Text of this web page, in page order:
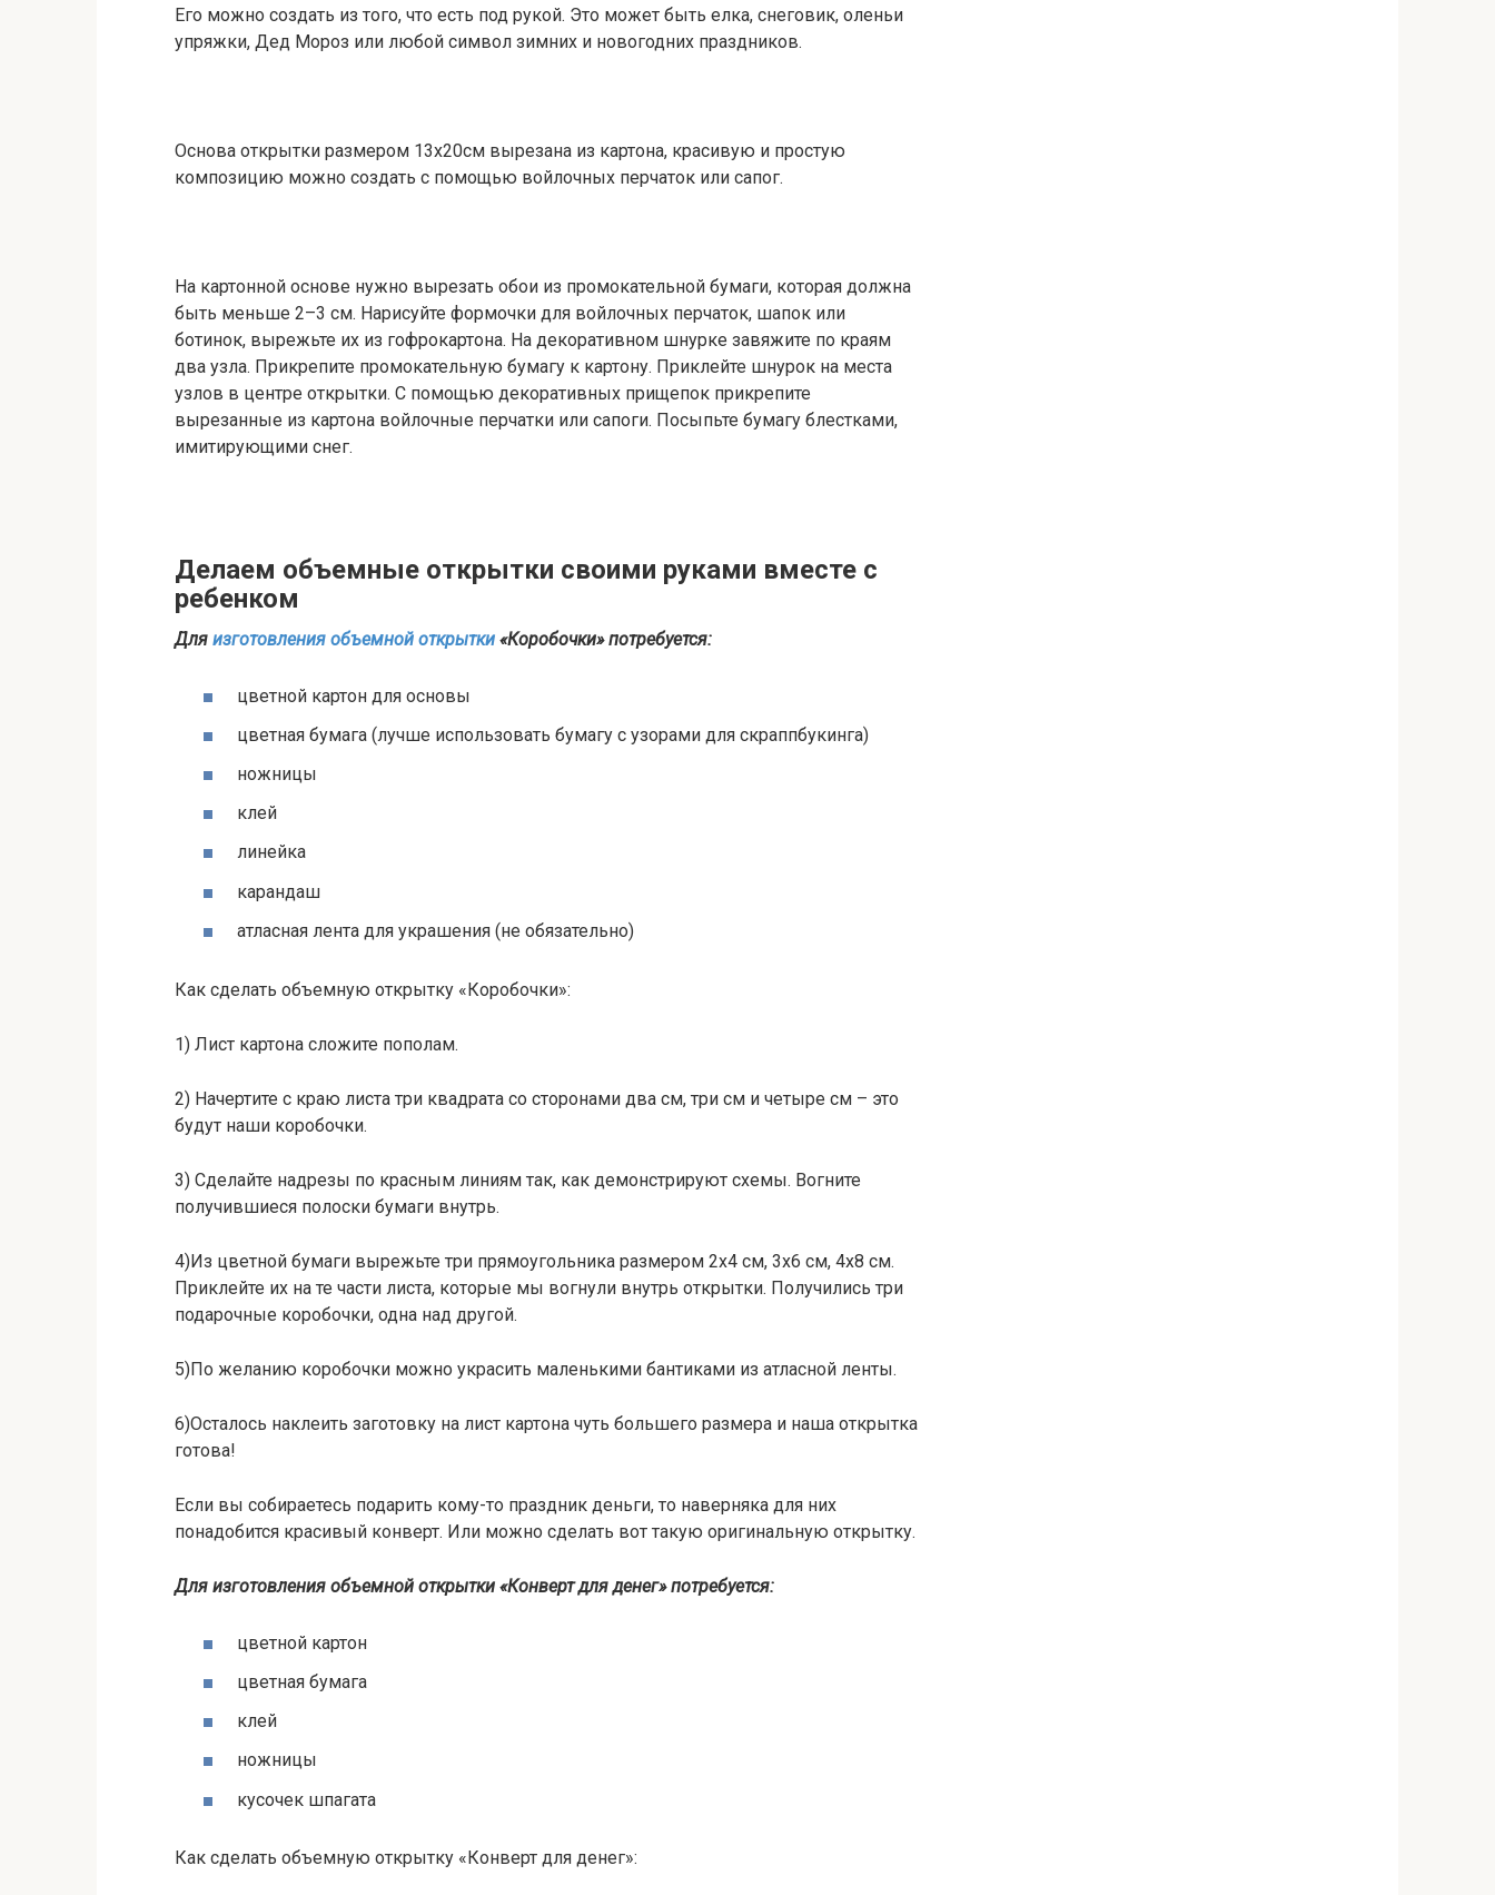
Его можно создать из того, что есть под рукой. Это может быть елка, снеговик, оленьи
упряжки, Дед Мороз или любой символ зимних и новогодних праздников.
Основа открытки размером 13х20см вырезана из картона, красивую и простую
композицию можно создать с помощью войлочных перчаток или сапог.
На картонной основе нужно вырезать обои из промокательной бумаги, которая должна
быть меньше 2–3 см. Нарисуйте формочки для войлочных перчаток, шапок или
ботинок, вырежьте их из гофрокартона. На декоративном шнурке завяжите по краям
два узла. Прикрепите промокательную бумагу к картону. Приклейте шнурок на места
узлов в центре открытки. С помощью декоративных прищепок прикрепите
вырезанные из картона войлочные перчатки или сапоги. Посыпьте бумагу блестками,
имитирующими снег.
Делаем объемные открытки своими руками вместе с
ребенком
Для изготовления объемной открытки «Коробочки» потребуется:
цветной картон для основы
цветная бумага (лучше использовать бумагу с узорами для скраппбукинга)
ножницы
клей
линейка
карандаш
атласная лента для украшения (не обязательно)
Как сделать объемную открытку «Коробочки»:
1) Лист картона сложите пополам.
2) Начертите с краю листа три квадрата со сторонами два см, три см и четыре см – это
будут наши коробочки.
3) Сделайте надрезы по красным линиям так, как демонстрируют схемы. Вогните
получившиеся полоски бумаги внутрь.
4)Из цветной бумаги вырежьте три прямоугольника размером 2х4 см, 3х6 см, 4х8 см.
Приклейте их на те части листа, которые мы вогнули внутрь открытки. Получились три
подарочные коробочки, одна над другой.
5)По желанию коробочки можно украсить маленькими бантиками из атласной ленты.
6)Осталось наклеить заготовку на лист картона чуть большего размера и наша открытка
готова!
Если вы собираетесь подарить кому-то праздник деньги, то наверняка для них
понадобится красивый конверт. Или можно сделать вот такую оригинальную открытку.
Для изготовления объемной открытки «Конверт для денег» потребуется:
цветной картон
цветная бумага
клей
ножницы
кусочек шпагата
Как сделать объемную открытку «Конверт для денег»: